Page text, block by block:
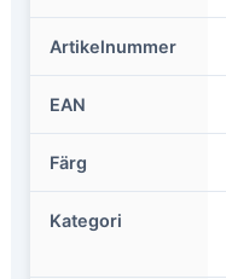
Artikelnummer
EAN
Färg
Kategori